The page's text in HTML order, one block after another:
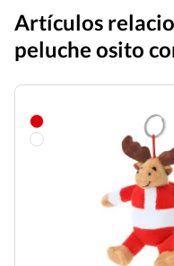
Artículos
peluche osito